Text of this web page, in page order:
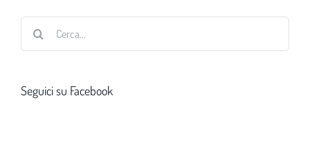
Seguici su Facebook